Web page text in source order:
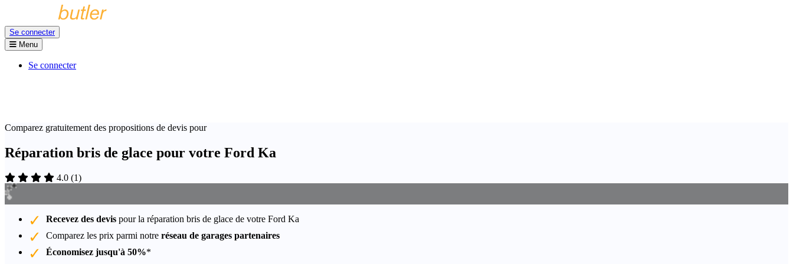
Se connecter
Menu
Se connecter
Comparez gratuitement des propositions de devis pour
Réparation bris de glace pour votre Ford Ka
4.0 (1)
Recevez des devis pour la réparation bris de glace de votre Ford Ka
Comparez les prix parmi notre réseau de garages partenaires
Économisez jusqu'à 50%*